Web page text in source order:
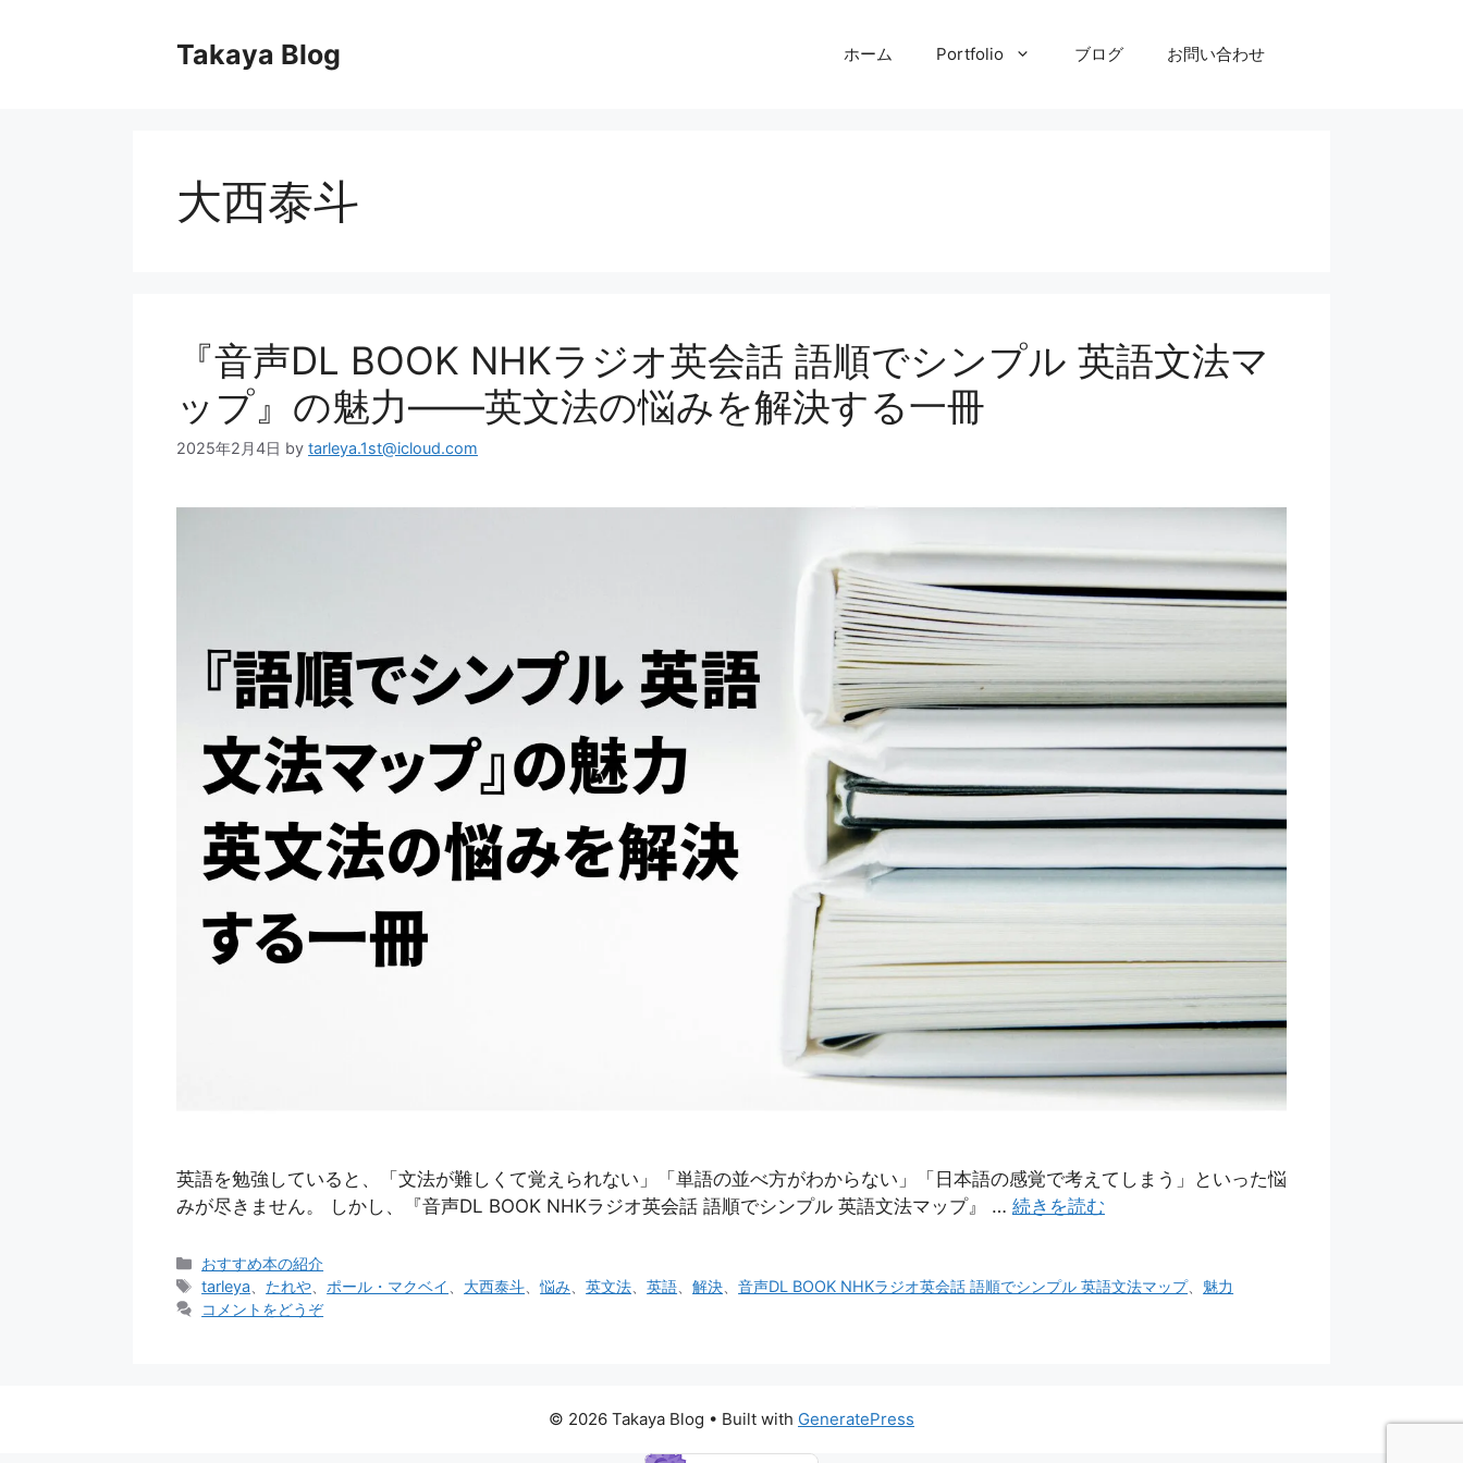
Takaya Blog ホーム Portfolio ブログ お問い合わせ
大西泰斗
『音声DL BOOK NHKラジオ英会話 語順でシンプル 英語文法マ
ップ』の魅力――英文法の悩みを解決する一冊
2025年2月4日 by tarleya.1st@icloud.com
英語を勉強していると、「文法が難しくて覚えられない」「単語の並べ方がわからない」「日本語の感覚で考えてしまう」といった悩
みが尽きません。 しかし、『音声DL BOOK NHKラジオ英会話 語順でシンプル 英語文法マップ』 … 続きを読む
カ
テ
ゴ
おすすめ本の紹介
タ
グ
tarleya たれや ポール・マクベイ 大西泰斗 、悩み 、英文法 、英語 、解決 、音声DL BOOK NHKラジオ英会話 語順でシンプル 英語文法マップ、 魅力
コメントをどうぞ
© 2026 Takaya Blog • Built with GeneratePress